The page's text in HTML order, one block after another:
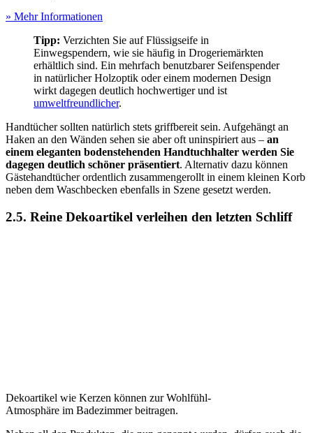
» Mehr Informationen
Tipp: Verzichten Sie auf Flüssigseife in
Einwegspendern, wie sie häufig in Drogeriemärkten
erhältlich sind. Ein mehrfach benutzbarer Seifenspender
in natürlicher Holzoptik oder einem modernen Design
wirkt dagegen deutlich hochwertiger und ist
umweltfreundlicher.
Handtücher sollten natürlich stets griffbereit sein. Aufgehängt an
Haken an den Wänden sehen sie aber oft uninspiriert aus – an
einem eleganten bodenstehenden Handtuchhalter werden Sie
dagegen deutlich schöner präsentiert. Alternativ dazu können
Gästehandtücher ordentlich zusammengerollt in einem kleinen Korb
neben dem Waschbecken ebenfalls in Szene gesetzt werden.
2.5. Reine Dekoartikel verleihen den letzten Schliff
Dekoartikel wie Kerzen können zur Wohlfühl-
Atmosphäre im Badezimmer beitragen.